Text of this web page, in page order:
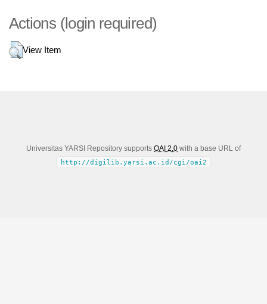
Actions (login required)
View Item
Universitas YARSI Repository supports OAI 2.0 with a base URL of
http://digilib.yarsi.ac.id/cgi/oai2